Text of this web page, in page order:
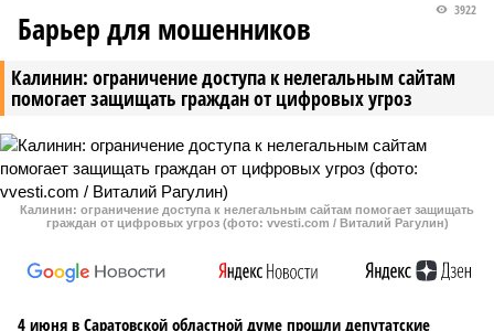
Калинин: ограничение доступа к нелегальным сайтам
помогает защищать граждан от цифровых угроз
3922
Барьер для мошенников
Калинин: ограничение доступа к нелегальным сайтам помогает защищать
граждан от цифровых угроз (фото: vvesti.com / Виталий Рагулин)
4 июня в Саратовской областной думе прошли депутатские